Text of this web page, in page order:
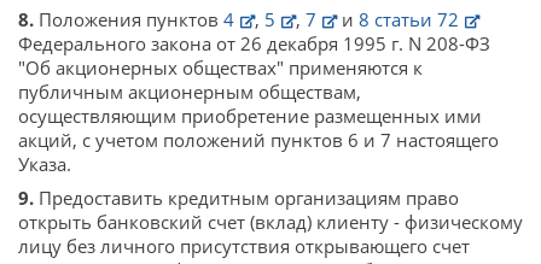
8. Положения пунктов 4 , 5 , 7 и 8 статьи 72
Федерального закона от 26 декабря 1995 г. N 208-ФЗ
"Об акционерных обществах" применяются к
публичным акционерным обществам,
осуществляющим приобретение размещенных ими
акций, с учетом положений пунктов 6 и 7 настоящего
Указа.
9. Предоставить кредитным организациям право
открыть банковский счет (вклад) клиенту - физическому
лицу без личного присутствия открывающего счет